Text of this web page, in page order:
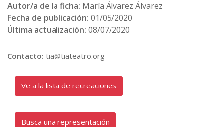
Autor/a de la ficha: María Álvarez Álvarez
Fecha de publicación: 01/05/2020
Última actualización: 08/07/2020
Contacto: tia@tiateatro.org
Ve a la lista de recreaciones
Busca una representación